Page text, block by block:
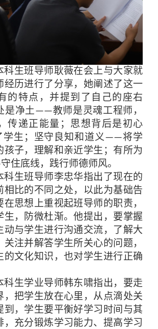
科生班导师耿薇在会上与大家就
经历进行了分享， 她阐述了这一
的特点 ， 并提到了自己的座右
是净土 ——教师是灵魂工程师 ，
传递正能量 ； 思想背后是初心
学生 ； 坚守良知和道义 ——将学
孩子， 理解和亲近学生 ； 有所为
守住底线， 践行师德师风。
科生班导师李忠华指出了现在的
相比的不同之处， 以此为基础告
在思想上重视起班导师的职责，
生 ， 防微杜渐。他提出 ， 要掌握
动与学生进行沟通交流， 了解大
关注并解答学生所关心的问题，
的文化知识 ，也对学生进行正确
科生学业导师韩东啸指出 ， 要走
， 把学生放在心里 ， 从点滴处关
到 ， 学生要平衡好学习时间与其
， 充分锻炼学习能力、 提高学习